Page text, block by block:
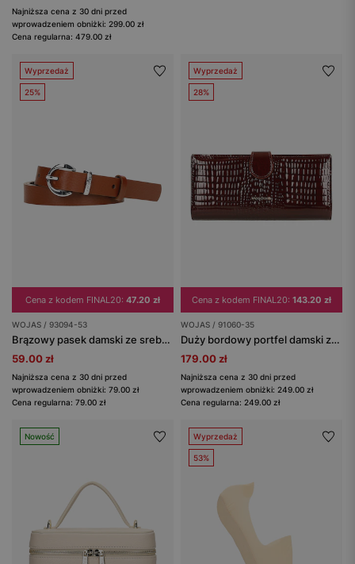
Najniższa cena z 30 dni przed
wprowadzeniem obniżki: 299.00 zł
Cena regularna: 479.00 zł
Wyprzedaż
25%
Cena z kodem FINAL20: 47.20 zł
WOJAS / 93094-53
Brązowy pasek damski ze srebrną klamrą
59.00 zł
Najniższa cena z 30 dni przed
wprowadzeniem obniżki: 79.00 zł
Cena regularna: 79.00 zł
Wyprzedaż
28%
Cena z kodem FINAL20: 143.20 zł
WOJAS / 91060-35
Duży bordowy portfel damski ze skóry lakierowanej
179.00 zł
Najniższa cena z 30 dni przed
wprowadzeniem obniżki: 249.00 zł
Cena regularna: 249.00 zł
Nowość Wyprzedaż
53%